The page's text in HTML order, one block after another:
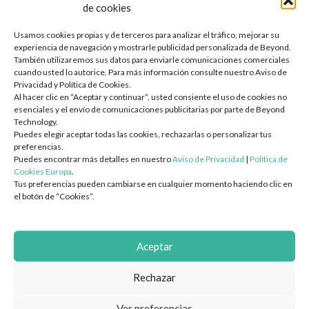
Transformación Digital y en la
Nube
Arquitectura y Migración a la Nube
Diseño e Implementación de SD-WAN / SD-LAN
Evaluación de Preparación y TCO en la Nube
Planes de Migración por Oleadas — Lift/Shift, Re-plataforma,
Re-arquitectura
Diseño de Infraestructura de Red (LAN/WAN/WiFi)
Modernización de Centros de Datos
Modernización de Aplicaciones y Contenedorización
DevOps e Ingeniería de Plataformas
Estrategia e Integración de IA y Automatización
de cookies
Usamos cookies propias y de terceros para analizar el tráfico, mejorar su
experiencia de navegación y mostrarle publicidad personalizada de Beyond.
También utilizaremos sus datos para enviarle comunicaciones comerciales
cuando usted lo autorice. Para más información consulte nuestro Aviso de
Privacidad y Política de Cookies.
Al hacer clic en “Aceptar y continuar”, usted consiente el uso de cookies no
esenciales y el envío de comunicaciones publicitarias por parte de Beyond
Technology.
Puedes elegir aceptar todas las cookies, rechazarlas o personalizar tus
preferencias.
Puedes encontrar más detalles en nuestroAviso de Privacidad | Política de
Cookies Europa
Tus preferencias pueden cambiarse en cualquier momento haciendo clic en
el botón de “Cookies”.
Aceptar
Rechazar
cargas de trabajo se distribuyen de manera inteligente y los
procesos de recuperación ante desastres se vuelven más
ágiles y efectivos.
Ciberseguridad integrada en la
conectividad empresarial
El aumento del tráfico de datos y la interconexión de
dispositivos obliga a reforzar los esquemas de seguridad
desde el núcleo de la red. En lugar de soluciones aisladas, la
Zero Trust
, segmentación dinámica y monitoreo continuo se
consolidan como estrategias imprescindibles para